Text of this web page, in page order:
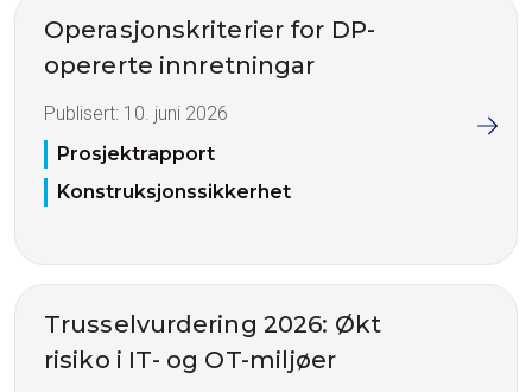
Operasjonskriterier for DP-
opererte innretningar
Publisert: 10. juni 2026
Prosjektrapport
Konstruksjonssikkerhet
Trusselvurdering 2026: Økt
risiko i IT- og OT-miljøer